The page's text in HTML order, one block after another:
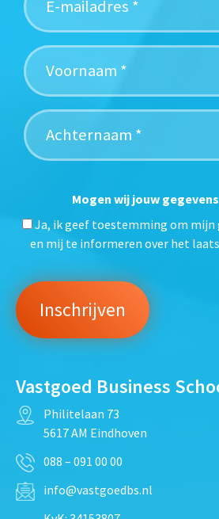
Mogen wij jouw
Ja, ik geef toestemming om mijn
en mij te informeren over het
Vastgoed Business
Philitelaan 73
5617 AM Eindhoven
088 – 091 00 00
info@vastgoedbs.nl